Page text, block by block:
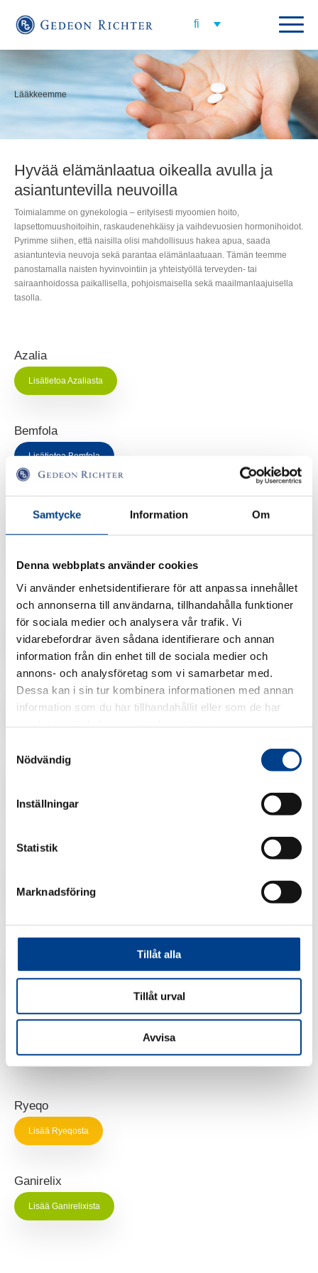
Samtycke Information Om
Denna webbplats använder cookies
Vi använder enhetsidentifierare för att anpassa innehållet
och annonserna till användarna, tillhandahålla funktioner
för sociala medier och analysera vår trafik. Vi
vidarebefordrar även sådana identifierare och annan
information från din enhet till de sociala medier och
annons- och analysföretag som vi samarbetar med.
Dessa kan i sin tur kombinera informationen med annan
information som du har tillhandahållit eller som de har
Nödvändig
Inställningar
Statistik
Marknadsföring
Tillåt alla
Tillåt urval
Avvisa
Lääkkeemme
Hyvää elämänlaatua oikealla avulla ja
asiantuntevilla neuvoilla
Toimialamme on gynekologia – erityisesti myoomien hoito,
lapsettomuushoitoihin, raskaudenehkäisy ja vaihdevuosien hormonihoidot.
Pyrimme siihen, että naisilla olisi mahdollisuus hakea apua, saada
asiantuntevia neuvoja sekä parantaa elämänlaatuaan. Tämän teemme
panostamalla naisten hyvinvointiin ja yhteistyöllä terveyden- tai
sairaanhoidossa paikallisella, pohjoismaisella sekä maailmanlaajuisella
tasolla.
Azalia
Lisätietoa Azaliasta
Bemfola
Lisätietoa Bemfola
Lenzetto
Lisätietoa Lenzettosta
Postinor
Lisätietoa Postinorista
Rigevidon
Drovelis
Vagirux
Esmya
Ryeqo
Lisää Ryeqosta
Ganirelix
Lisää Ganirelixista